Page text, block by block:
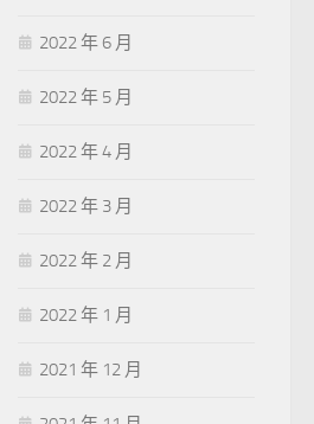
2022 年 6 月
2022 年 5 月
2022 年 4 月
2022 年 3 月
2022 年 2 月
2022 年 1 月
2021 年 12 月